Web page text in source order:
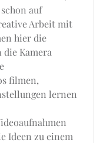
auf
Arbeit mit
hier die
Kamera
filmen,
lernen
Ideen zu einem